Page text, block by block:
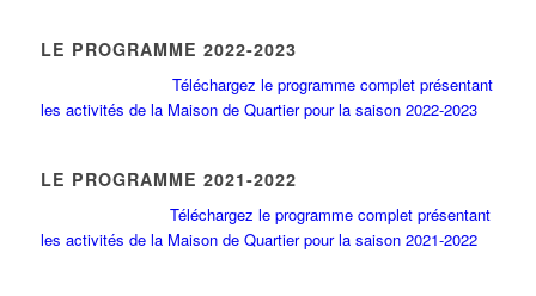
LE PROGRAMME 2022-2023
Téléchargez le programme complet présentant
les activités de la Maison de Quartier pour la saison 2022-2023
LE PROGRAMME 2021-2022
Téléchargez le programme complet présentant
les activités de la Maison de Quartier pour la saison 2021-2022